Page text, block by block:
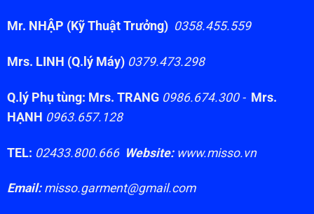
Mr. NHẬP (Kỹ Thuật Trưởng) 0358.455.559
Mrs. LINH (Q.lý Máy) 0379.473.298
Q.lý Phụ tùng: Mrs. TRANG 0986.674.300 - Mrs.
HẠNH 0963.657.128
TEL: 02433.800.666 Website:www.misso.vn
Email:misso.garment@gmail.com